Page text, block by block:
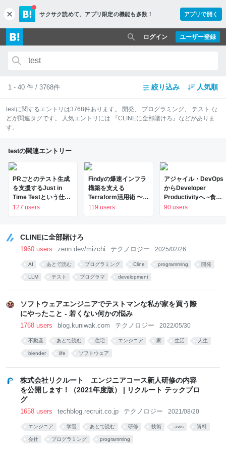
c
l
o
s
e
サクサク読めて、 アプリ限定の機能も多数！ アプリで開く
ユーザー登録
ログイン
1 - 40 件 / 3768件 絞り込み 人気順
testに関するエントリは3768件あります。 開発、 プログラミング、 テスト な
どが関連タグです。 人気エントリには
『CLINEに全部賭けろ』 などがありま
す。
testの関連エントリー
PRごとのテスト生成
を支援するJust in
Time Testという仕組
み - freee
127 users
Findyの爆速インフラ
構築を支える
Terraform活用術 〜
Terraform Test導入
119 users
アジャイル・DevOps
からDeveloper
Productivityへ ~食べ
ログのDeveloper
90 users
CLINEに全部賭けろ
1960 users zenn.dev/mizchi テクノロジー 2025/02/26
AI あとで読む プログラミング Cline programming 開発
LLM テスト プログラマ development
ソフトウェアエンジニアでテストマンな私が家を買う際
にやったこと - 若くない何かの悩み
1768 users blog.kuniwak.com テクノロジー 2022/05/30
不動産 あとで読む 住宅 エンジニア 家 生活 人生
blender life ソフトウェア
株式会社リクルート エンジニアコース新人研修の内容
を公開します！（2021年度版） | リクルート テックブロ
グ
1658 users techblog.recruit.co.jp テクノロジー 2021/08/20
エンジニア 学習 あとで読む 研修 技術 aws 資料
会社 プログラミング programming